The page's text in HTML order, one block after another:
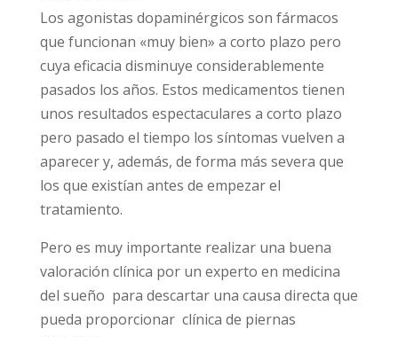
Los agonistas dopaminérgicos son fármacos
que funcionan «muy bien» a corto plazo pero
cuya eficacia disminuye considerablemente
pasados los años. Estos medicamentos tienen
unos resultados espectaculares a corto plazo
pero pasado el tiempo los síntomas vuelven a
aparecer y, además, de forma más severa que
los que existían antes de empezar el
tratamiento.
Pero es muy importante realizar una buena
valoración clínica por un experto en medicina
del sueño para descartar una causa directa que
pueda proporcionar clínica de piernas